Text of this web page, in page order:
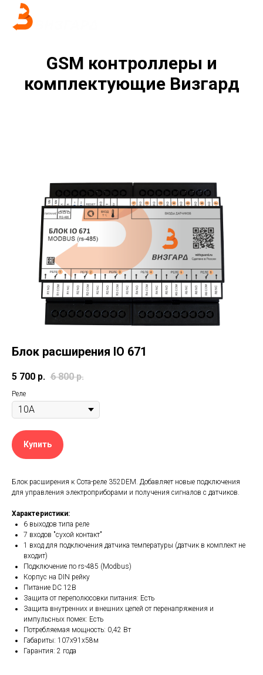
GSM контроллеры и
комплектующие Визгард
Блок расширения IO 671
5 700 р. 6 800 р.
Реле
Купить
Блок расширения к Сота-реле 352DEM. Добавляет новые подключения
для управления электроприборами и получения сигналов с датчиков.
Характеристики:
6 выходов типа реле
7 входов "сухой контакт"
1 вход для подключения датчика температуры (датчик в комплект не
входит)
Подключение по rs-485 (Modbus)
Корпус на DIN рейку
Питание DC 12В
Защита от переполюсовки питания: Есть
Защита внутренних и внешних цепей от перенапряжения и
импульсных помех: Есть
Потребляемая мощность: 0,42 Вт
Габариты: 107х91х58м
Гарантия: 2 года